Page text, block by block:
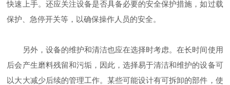
快速上手。还应关注设备是否具备必要的安全保护措施，如过载
保护、急停开关等，以确保操作人员的安全。
另外，设备的维护和清洁也应在选择时考虑。在长时间使用
后会产生磨料残留和污垢，因此，选择易于清洁和维护的设备可
以大大减少后续的管理工作。某些可能设计有可拆卸的部件，使